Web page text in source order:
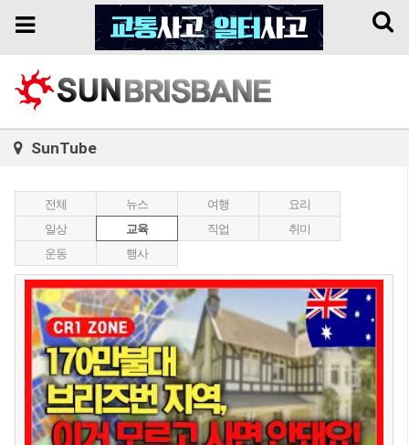
Toggle
Toggle
SunTube
전체 뉴스 여행
요리
일상
교육 직업
취미
운동
행사